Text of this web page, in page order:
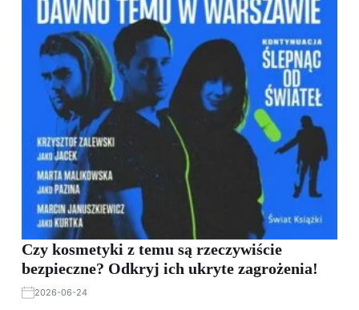
Czy kosmetyki z temu są rzeczywiście
bezpieczne? Odkryj ich ukryte zagrożenia!
2026-06-24